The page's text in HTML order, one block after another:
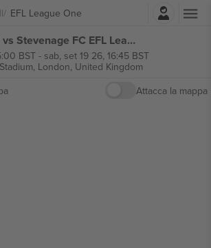
EFL League OneAccesso
Leyton Orient FC vs Stevenage FC EFL League One biglietti
BST- sab, set 19 26, 16:45 BST
London, United Kingdom
Attacca la mappa